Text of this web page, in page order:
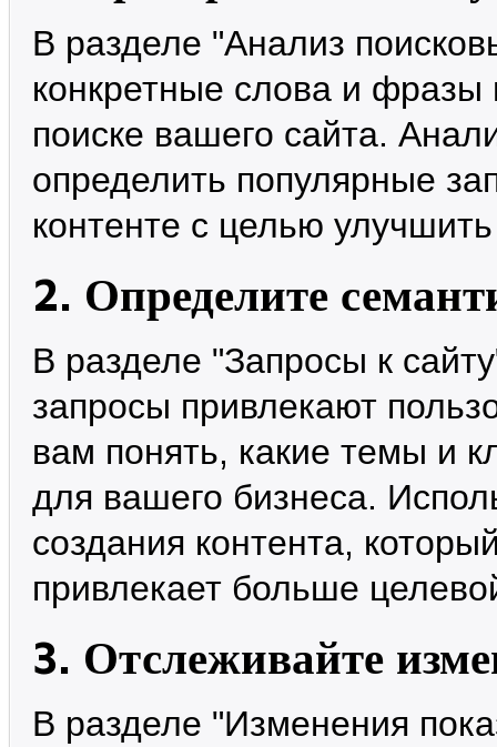
В разделе "Анализ
конкретные слова и фразы
поиске вашего сайта.
определить популярные
контенте с целью
2. Определите
В разделе "Запросы к
запросы привлекают
вам понять, какие темы и
для вашего бизнеса.
создания контента,
привлекает больше
3. Отслеживайте
В разделе "Изменения